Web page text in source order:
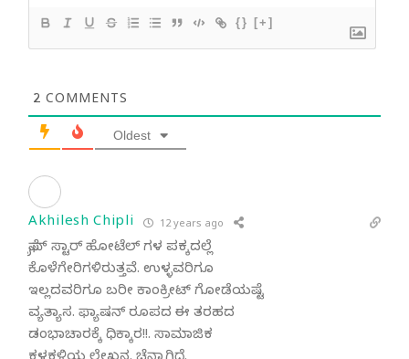
{} [+]
2 COMMENTS
Oldest
Akhilesh Chipli 12 years ago
ಫೈವ್ ಸ್ಟಾರ್ ಹೋಟೆಲ್ ಗಳ ಪಕ್ಕದಲ್ಲೆ
ಕೊಳೆಗೇರಿಗಳಿರುತ್ತವೆ. ಉಳ್ಳವರಿಗೂ
ಇಲ್ಲದವರಿಗೂ ಬರೀ ಕಾಂಕ್ರೀಟ್ ಗೋಡೆಯ‍ಷ್ಟೆ
ವ್ಯತ್ಯಾಸ. ಫ್ಯಾಷನ್ ರೂಪದ ಈ ತರಹದ
ಡಂಭಾಚಾರಕ್ಕೆ ಧಿಕ್ಕಾರ!!. ಸಾಮಾಜಿಕ